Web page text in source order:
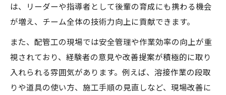
は、リーダーや指導者として後輩の育成にも携わる機会
が増え、チーム全体の技術力向上に貢献できます。
また、配管工の現場では安全管理や作業効率の向上が重
視されており、経験者の意見や改善提案が積極的に取り
入れられる雰囲気があります。例えば、溶接作業の段取
りや道具の使い方、施工手順の見直しなど、現場改善に